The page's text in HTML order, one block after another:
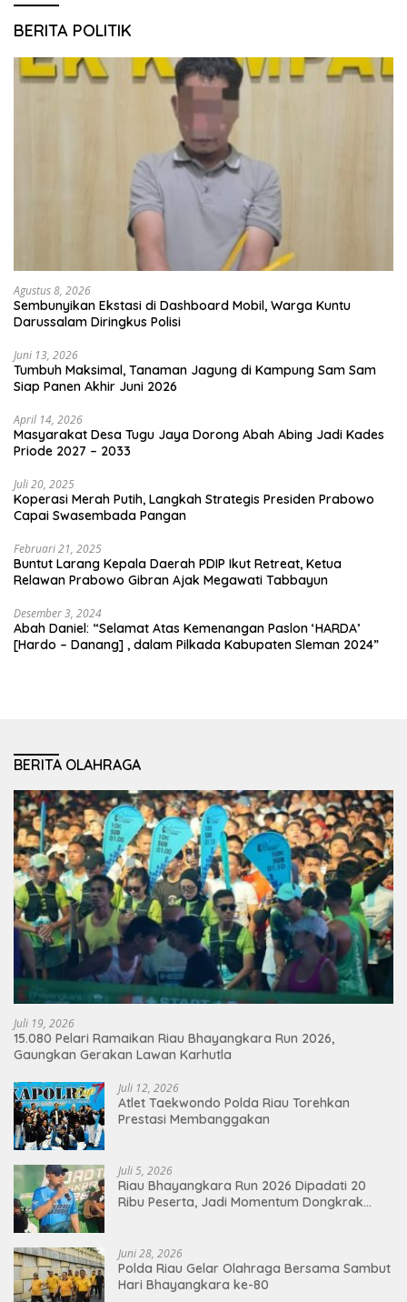
BERITA POLITIK
Agustus 8, 2026
Sembunyikan Ekstasi di Dashboard Mobil, Warga Kuntu
Darussalam Diringkus Polisi
Juni 13, 2026
Tumbuh Maksimal, Tanaman Jagung di Kampung Sam Sam
Siap Panen Akhir Juni 2026
April 14, 2026
Masyarakat Desa Tugu Jaya Dorong Abah Abing Jadi Kades
Priode 2027 – 2033
Juli 20, 2025
Koperasi Merah Putih, Langkah Strategis Presiden Prabowo
Capai Swasembada Pangan
Februari 21, 2025
Buntut Larang Kepala Daerah PDIP Ikut Retreat, Ketua
Relawan Prabowo Gibran Ajak Megawati Tabbayun
Desember 3, 2024
Abah Daniel: “Selamat Atas Kemenangan Paslon ‘HARDA’
[Hardo – Danang] , dalam Pilkada Kabupaten Sleman 2024”
BERITA OLAHRAGA
Juli 19, 2026
15.080 Pelari Ramaikan Riau Bhayangkara Run 2026,
Gaungkan Gerakan Lawan Karhutla
Juli 12, 2026
Atlet Taekwondo Polda Riau Torehkan
Prestasi Membanggakan
Juli 5, 2026
Riau Bhayangkara Run 2026 Dipadati 20
Ribu Peserta, Jadi Momentum Dongkrak
Juni 28, 2026
Polda Riau Gelar Olahraga Bersama Sambut
Hari Bhayangkara ke-80